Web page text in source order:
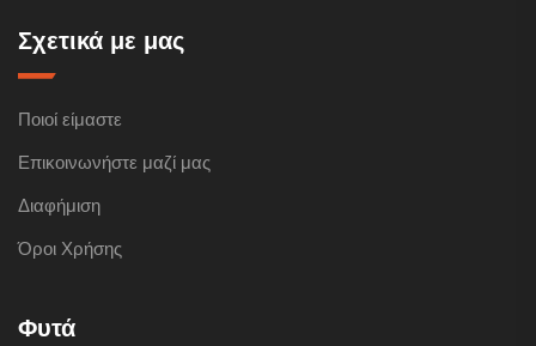
Σχετικά με μας
Ποιοί είμαστε
Επικοινωνήστε μαζί μας
Διαφήμιση
Όροι Χρήσης
Φυτά